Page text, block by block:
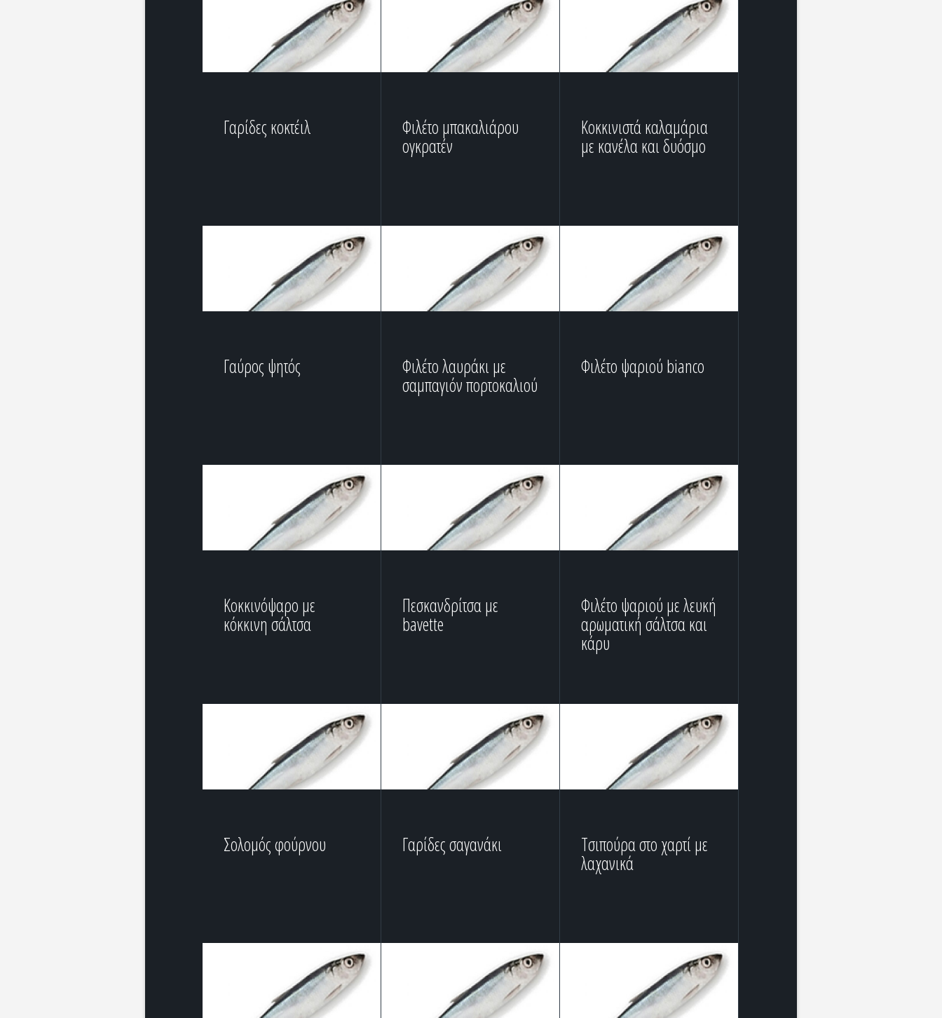
Γαρίδες κοκτέιλ Φιλέτο μπακαλιάρου
ογκρατέν
Κοκκινιστά καλαμάρια
με κανέλα και δυόσμο
Γαύρος ψητός Φιλέτο λαυράκι με
σαμπαγιόν πορτοκαλιού
Φιλέτο ψαριού bianco
Κοκκινόψαρο με
κόκκινη σάλτσα
Πεσκανδρίτσα με
bavette
Φιλέτο ψαριού με λευκή
αρωματική σάλτσα και
κάρυ
Σολομός φούρνου Γαρίδες σαγανάκι Τσιπούρα στο χαρτί με
λαχανικά